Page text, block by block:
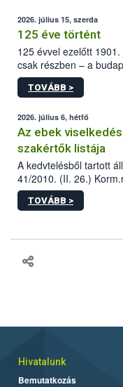
2026. július 15, szerda
125 éve történt
125 évvel ezelőtt
csak részben – a
állomás a Kis Rókus
tervezett új épületébe.
TOVÁBB >
2026. július 6, hétfő
Az ebek
szakértők listája
A kedvtelésből tartott
41/2010. (II. 26.)
sérülés, illetve ennek
hatósági feladatokat,
TOVÁBB >
Hivatalunk
Bemutatkozás